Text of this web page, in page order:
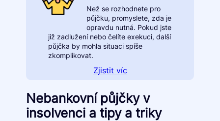
Než se rozhodnete pro
půjčku, promyslete, zda je
opravdu nutná. Pokud jste
již zadlužení nebo čelíte exekuci, další
půjčka by mohla situaci spíše
zkomplikovat.
Zjistit víc
Nebankovní půjčky v
insolvenci a tipy a triky